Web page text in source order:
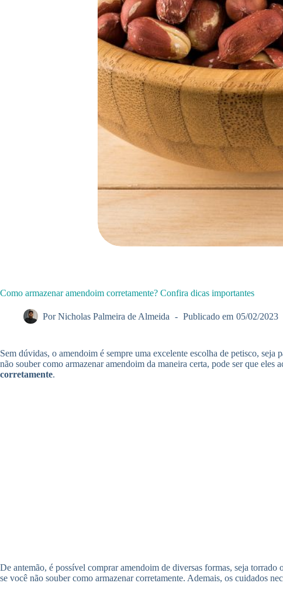
Como armazenar amendoim corretamente? Confira dicas importantes
Por Nicholas Palmeira de Almeida Publicado em 05/02/2023
Sem dúvidas, o amendoim é sempre uma excelente escolha de petisco,
não souber como armazenar amendoim da maneira certa, pode ser que eles
corretamente.
De antemão, é possível comprar amendoim de diversas formas, seja
se você não souber como armazenar corretamente. Ademais, os cuidados